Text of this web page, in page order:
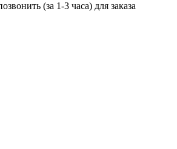
(за 1-3 часа) для заказа